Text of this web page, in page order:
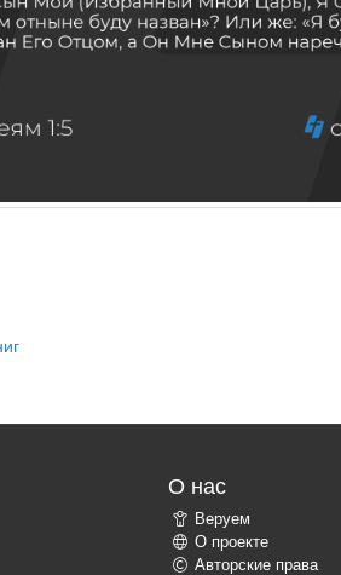
О нас
Веруем
О проекте
Авторские права